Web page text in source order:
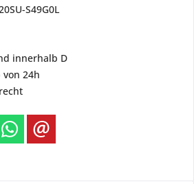
S49G0L
innerhalb D
24h